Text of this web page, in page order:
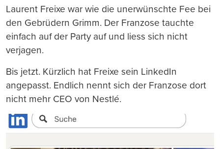
drucken
Laurent Freixe war wie die unerwünschte Fee bei
den Gebrüdern Grimm. Der Franzose tauchte
einfach auf der Party auf und liess sich nicht
verjagen.
Bis jetzt. Kürzlich hat Freixe sein LinkedIn
angepasst. Endlich nennt sich der Franzose dort
nicht mehr CEO von Nestlé.